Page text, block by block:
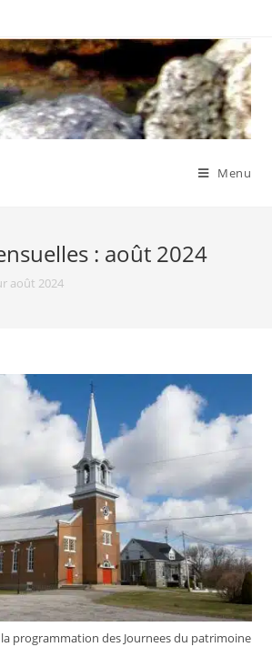
Menu
: août 2024
août 2024
programmation des Journees du patrimoine